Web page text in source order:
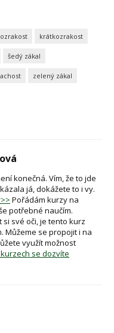
krátkozrakost
šedý zákal
zelený zákal
konečná. Vím, že to jde
já, dokážete to i vy.
Pořádám kurzy na
potřebné naučím.
své oči, je tento kurz
Můžeme se propojit i na
využít možnost
se dozvíte